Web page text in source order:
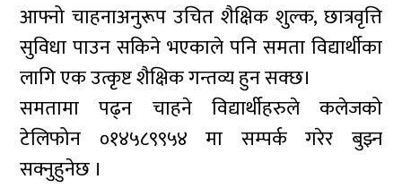
आफ्नो चाहनाअनुरूप उचित शैक्षिक शुल्क, छात्रवृत्ति
सुविधा पाउन सकिने भएकाले पनि समता विद्यार्थीका
लागि एक उत्कृष्ट शैक्षिक गन्तव्य हुन सक्छ।
समतामा पढ्न चाहने विद्यार्थीहरुले कलेजको
टेलिफोन ०१४५८९९५४ मा सम्पर्क गरेर बुझ्न
सक्नुहुनेछ ।